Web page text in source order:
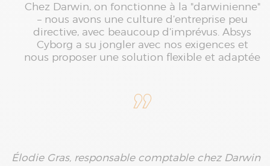
Chez Darwin, on fonctionne à la "darwinienne"
– nous avons une culture d’entreprise peu
directive, avec beaucoup d’imprévus. Absys
Cyborg a su jongler avec nos exigences et
nous proposer une solution flexible et adaptée
Élodie Gras, responsable comptable chez Darwin